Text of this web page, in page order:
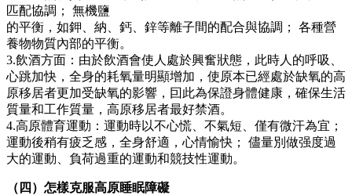
匹配協調； 無機鹽
的平衡，如鉀、納、鈣、鋅等離子間的配合與協調； 各種營
養物物質內部的平衡。
3.飲酒方面：由於飲酒會使人處於興奮狀態，此時人的呼吸、
心跳加快，全身的耗氧量明顯增加，使原本已經處於缺氧的高
原移居者更加受缺氧的影響，囙此為保證身體健康，確保生活
質量和工作質量，高原移居者最好禁酒。
4.高原體育運動：運動時以不心慌、不氣短、僅有微汗為宜；
運動後稍有疲乏感，全身舒適，心情愉快； 儘量別做强度過
大的運動、負荷過重的運動和競技性運動。
（四）怎樣克服高原睡眠障礙